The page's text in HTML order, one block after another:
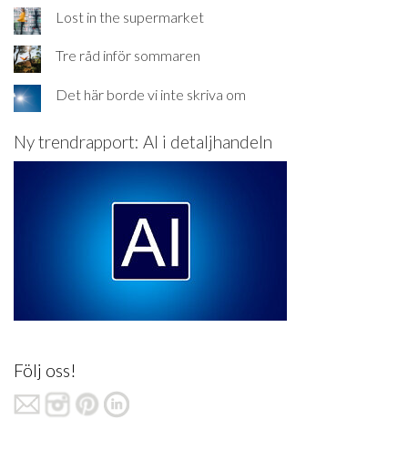
Lost in the supermarket
Tre råd inför sommaren
Det här borde vi inte skriva om
Ny trendrapport: AI i detaljhandeln
Följ oss!